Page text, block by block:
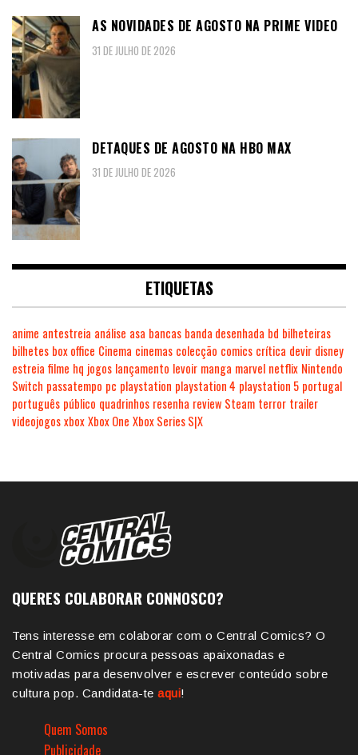
AS NOVIDADES DE AGOSTO NA PRIME VIDEO
31 DE JULHO DE 2026
DETAQUES DE AGOSTO NA HBO MAX
31 DE JULHO DE 2026
ETIQUETAS
anime antestreia análise asa bancas banda desenhada bd bilheteiras
bilhetes box office Cinema cinemas colecção comics crítica devir disney
estreia filme hq jogos lançamento levoir manga marvel netflix Nintendo
Switch passatempo pc playstation playstation 4 playstation 5 portugal
português público quadrinhos resenha review Steam terror trailer
videojogosxboxXbox One Xbox Series S|X
QUERES COLABORAR CONNOSCO?
Tens interesse em colaborar com o Central Comics? O
Central Comics procura pessoas apaixonadas e
motivadas para desenvolver e escrever conteúdo sobre
cultura pop. Candidata-te aqui!
Quem Somos
Publicidade